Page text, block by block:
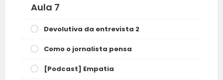
Aula 7
Devolutiva da entrevista 2
Como o jornalista pensa
[Podcast] Empatia